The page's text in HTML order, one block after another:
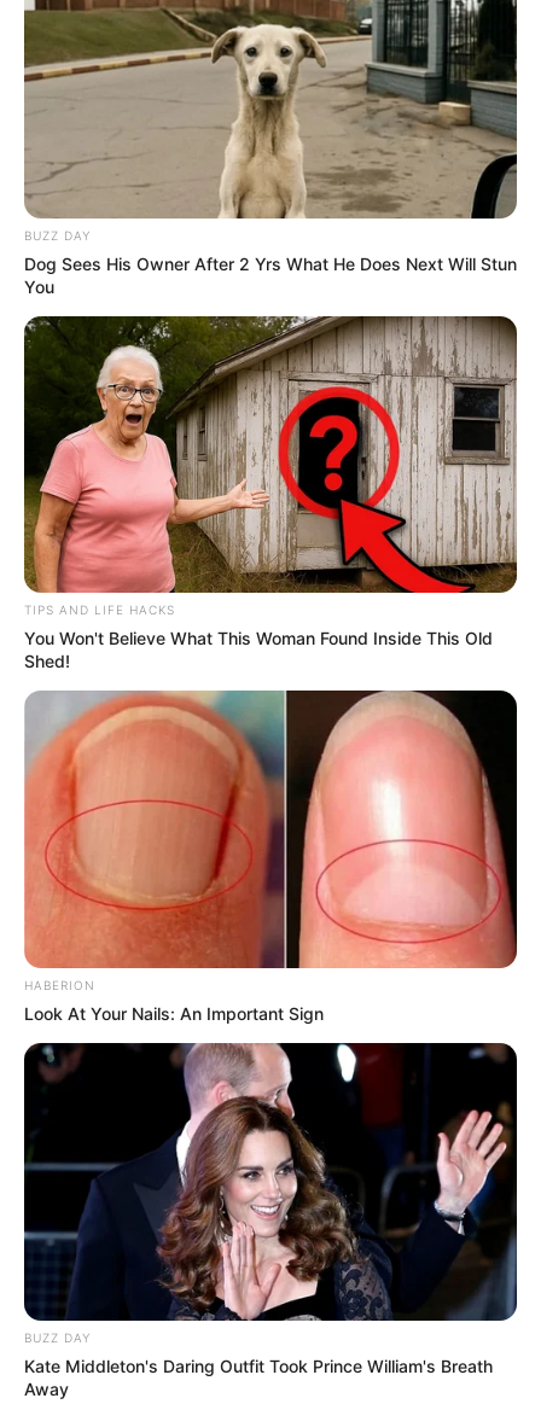
Aluno On
Aluno On
BUZZ DAY
Dog Sees His Owner After 2 Yrs What He Does Next Will Stun
You
TIPS AND LIFE HACKS
You Won't Believe What This Woman Found Inside This Old
Shed!
HABERION
Look At Your Nails: An Important Sign
BUZZ DAY
Kate Middleton's Daring Outfit Took Prince William's Breath
Away